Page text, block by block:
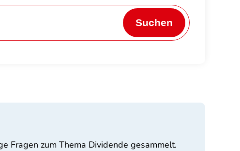
Suchen
Fragen zum Thema Dividende gesammelt.